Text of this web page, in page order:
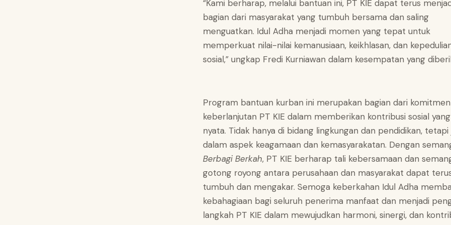
“Kami berharap, melalui bantuan ini, PT KIE dapat terus
bagian dari masyarakat yang tumbuh bersama dan saling
menguatkan. Idul Adha menjadi momen yang tepat untuk
memperkuat nilai-nilai kemanusiaan, keikhlasan, dan
sosial,” ungkap Fredi Kurniawan dalam kesempatan yang
Program bantuan kurban ini merupakan bagian dari komitmen
keberlanjutan PT KIE dalam memberikan kontribusi sosial yang
nyata. Tidak hanya di bidang lingkungan dan pendidikan, tetapi
dalam aspek keagamaan dan kemasyarakatan. Dengan
Berbagi Berkah, PT KIE berharap tali kebersamaan dan
gotong royong antara perusahaan dan masyarakat dapat
tumbuh dan mengakar. Semoga keberkahan Idul Adha
kebahagiaan bagi seluruh penerima manfaat dan menjadi
langkah PT KIE dalam mewujudkan harmoni, sinergi, dan